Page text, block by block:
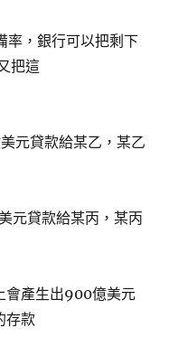
率，銀行可以把剩下
把這
元貸款給某乙，某乙
元貸款給某丙，某丙
會產生出900億美元
存款